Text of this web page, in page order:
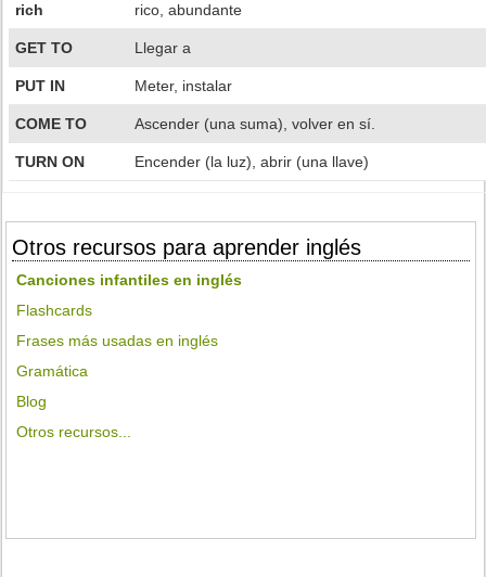
rich rico, abundante
GET TO Llegar a
PUT IN Meter, instalar
COME TO Ascender (una suma), volver en sí.
TURN ON Encender (la luz), abrir (una llave)
Otros recursos para aprender inglés
Canciones infantiles en inglés
Flashcards
Frases más usadas en inglés
Gramática
Blog
Otros recursos...